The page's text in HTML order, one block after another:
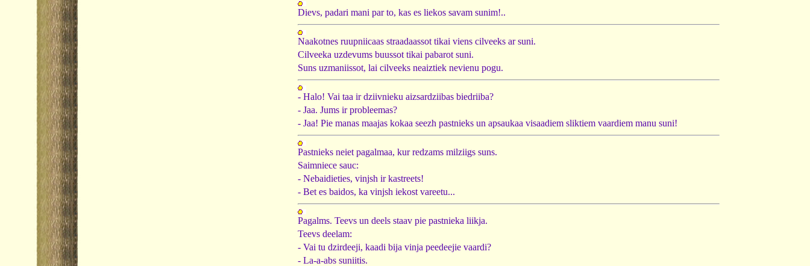
Dievs, padari mani par to, kas es liekos savam sunim!..
Naakotnes ruupniicaas straadaassot tikai viens cilveeks ar suni.
Cilveeka uzdevums buussot tikai pabarot suni.
Suns uzmaniissot, lai cilveeks neaiztiek nevienu pogu.
- Halo! Vai taa ir dziivnieku aizsardziibas biedriiba?
- Jaa. Jums ir probleemas?
- Jaa! Pie manas maajas kokaa seezh pastnieks un apsaukaa visaadiem sliktiem vaardiem manu suni!
Pastnieks neiet pagalmaa, kur redzams milziigs suns.
Saimniece sauc:
- Nebaidieties, vinjsh ir kastreets!
- Bet es baidos, ka vinjsh iekost vareetu...
Pagalms. Teevs un deels staav pie pastnieka liikja.
Teevs deelam:
- Vai tu dzirdeeji, kaadi bija vinja peedeejie vaardi?
- La-a-abs suniitis.